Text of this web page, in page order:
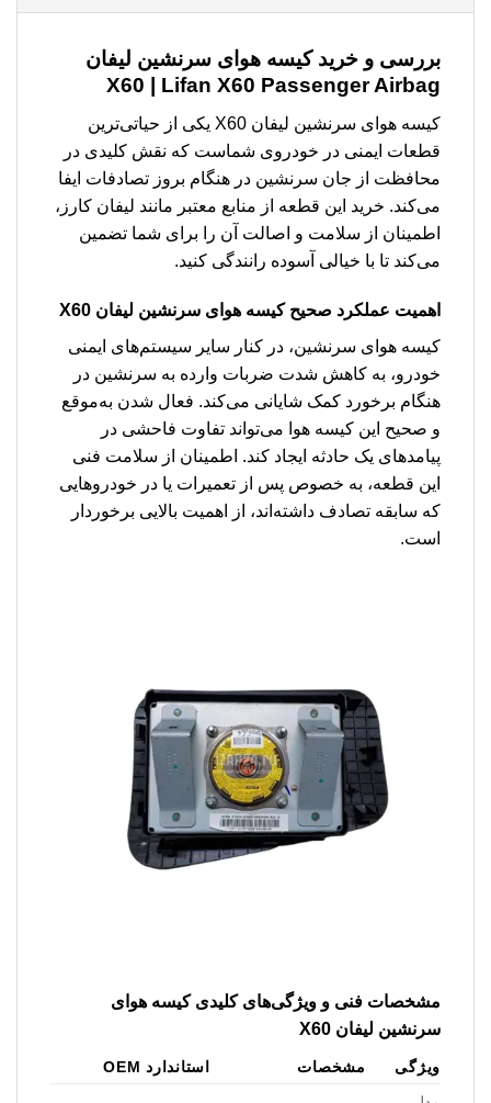
بررسی و خریدکیسه هوای سرنشین لیفان
X60 | Lifan X60 Passenger Airbag
کیسه هوای سرنشین لیفان X60 یکی از حیاتی‌ترین
قطعات ایمنی در خودروی شماست که نقش کلیدی در
محافظت از جان سرنشین در هنگام بروز تصادفات ایفا
می‌کند. خرید این قطعه از منابع معتبر مانند لیفان کارز،
اطمینان از سلامت و اصالت آن را برای شما تضمین
می‌کند تا با خیالی آسوده رانندگی کنید.
اهمیت عملکرد صحیح کیسه هوای سرنشین لیفان X60
کیسه هوای سرنشین، در کنار سایر سیستم‌های ایمنی
خودرو، به کاهش شدت ضربات وارده به سرنشین در
هنگام برخورد کمک شایانی می‌کند. فعال شدن به‌موقع
و صحیح این کیسه هوا می‌تواند تفاوت فاحشی در
پیامدهای یک حادثه ایجاد کند. اطمینان از سلامت فنی
این قطعه، به خصوص پس از تعمیرات یا در خودروهایی
که سابقه تصادف داشته‌اند، از اهمیت بالایی برخوردار
است.
مشخصات فنی و ویژگی‌های کلیدی کیسه هوای
سرنشین لیفان X60
ویژگی مشخصات
استاندارد OEM